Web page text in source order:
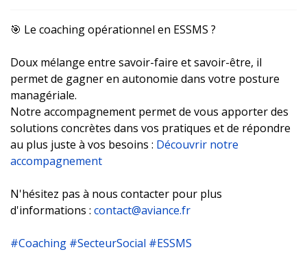
🎯 Le coaching opérationnel en ESSMS ?
Doux mélange entre savoir-faire et savoir-être, il
permet de gagner en autonomie dans votre posture
managériale.
Notre accompagnement permet de vous apporter des
solutions concrètes dans vos pratiques et de répondre
au plus juste à vos besoins : Découvrir notre
accompagnement
N'hésitez pas à nous contacter pour plus
d'informations : contact@aviance.fr
hashtag
#Coaching hashtag
#SecteurSocial hashtag
#ESSMS